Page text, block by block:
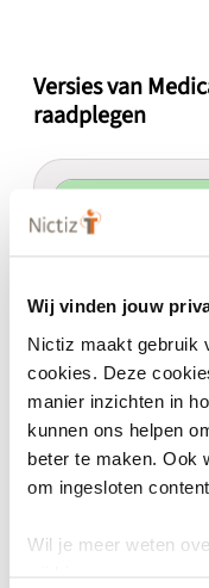
Wij vinden jouw
Nictiz maakt gebruik
cookies. Deze
manier inzichten in
kunnen ons helpen
beter te maken. Ook
om ingesloten
Wil je meer weten
Versies van
raadplegen
geldig
Actief
Eigenschappen